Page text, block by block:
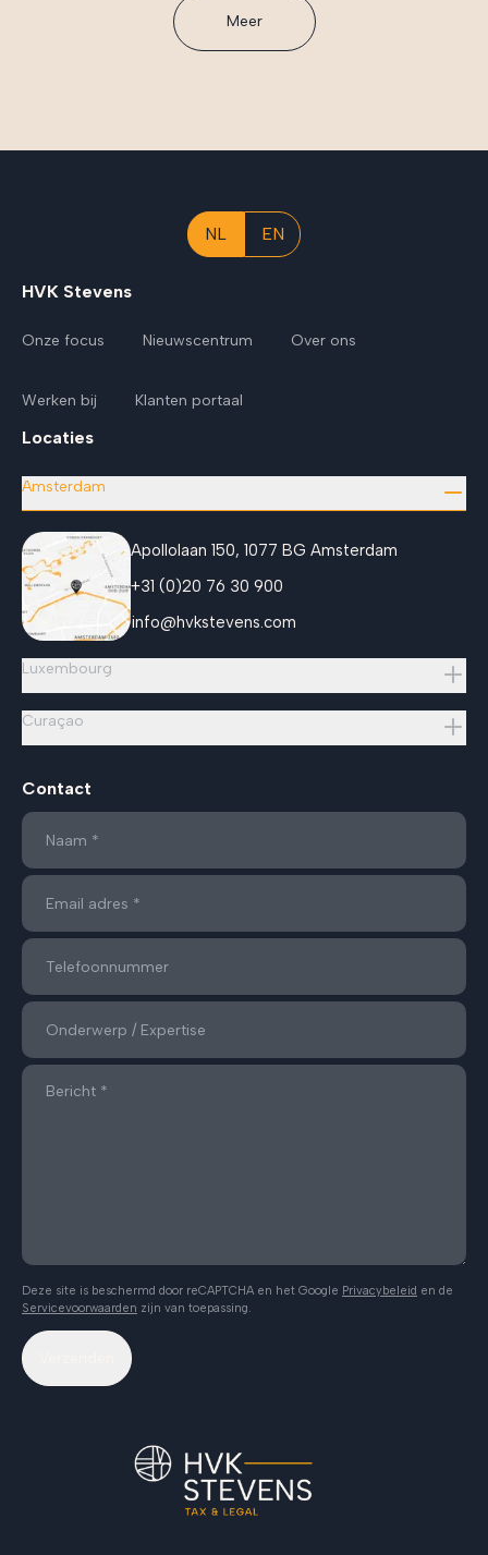
Meer
NL EN
HVK Stevens
Onze focus Nieuwscentrum Over ons
Werken bij Klanten portaal
Locaties
Amsterdam
Apollolaan 150, 1077 BG Amsterdam
+31 (0)20 76 30 900
info@hvkstevens.com
Luxembourg
Curaçao
Contact
Deze site is beschermd door reCAPTCHA en het Google Privacybeleid en de
Servicevoorwaarden zijn van toepassing.